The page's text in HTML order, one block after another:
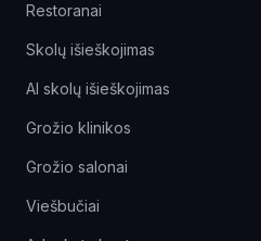
Restoranai
Skolų išieškojimas
AI skolų išieškojimas
Grožio klinikos
Grožio salonai
Viešbučiai